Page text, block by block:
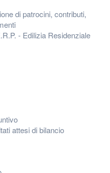
di patrocini, contributi,
- Edilizia Residenziale
attesi di bilancio